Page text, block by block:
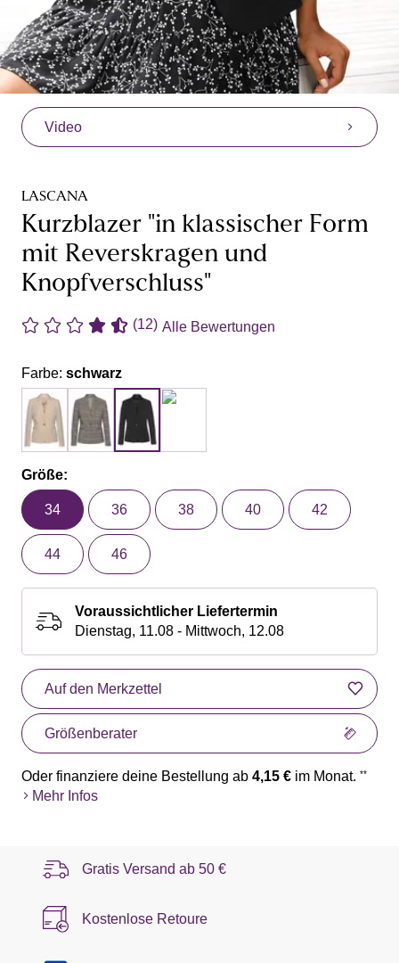
Video
LASCANA
Kurzblazer "in klassischer Form
mit Reverskragen und
Knopfverschluss"
(12) Alle Bewertungen
Farbe: schwarz
Größe:
34 36 38 40 42
44 46
Voraussichtlicher Liefertermin
Dienstag, 11.08 - Mittwoch, 12.08
Auf den Merkzettel
Größenberater
Oder finanziere deine Bestellung ab 4,15 € im Monat. **
Mehr Infos
Gratis Versand ab 50 €
Kostenlose Retoure